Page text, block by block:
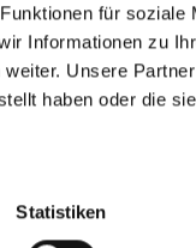
für soziale
Informationen zu
Unsere
haben oder die
Statistiken
migliori grana
del
Il menù